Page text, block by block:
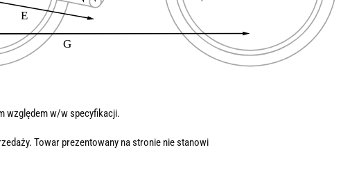
względem w/w specyfikacji.
Towar prezentowany na stronie nie stanowi